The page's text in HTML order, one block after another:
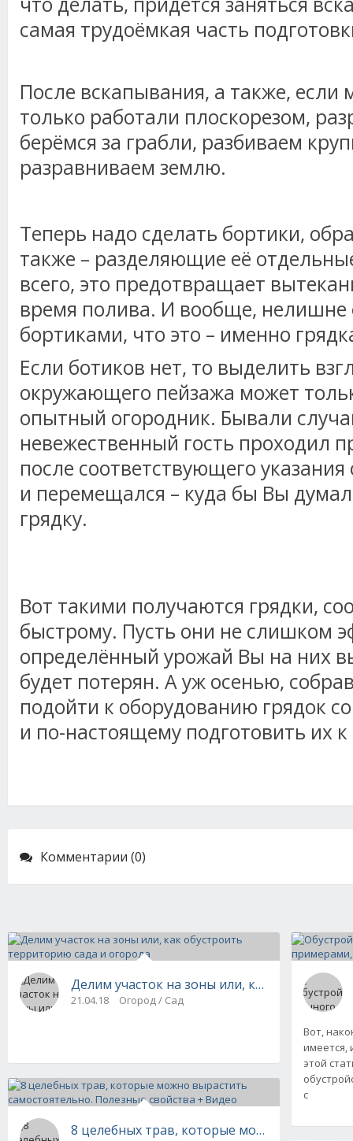
самая трудоёмкая часть
После вскапывания, а также, если
только работали плоскорезом,
берёмся за грабли, разбиваем
разравниваем землю.
Теперь надо сделать бортики,
также – разделяющие её
всего, это предотвращает
время полива. И вообще, нелишне
бортиками, что это – именно
Если ботиков нет, то выделить
окружающего пейзажа может
опытный огородник. Бывали
невежественный гость проходил
после соответствующего
и перемещался – куда бы Вы
грядку.
Вот такими получаются грядки,
быстрому. Пусть они не слишком
определённый урожай Вы на них
будет потерян. А уж осенью,
подойти к оборудованию грядок
и по-настоящему подготовить их
Комментарии (0)
Делим участок на зоны или, как
21.04.18 Огород / Сад
8 целебных трав, которые можно
Вот,
имеется,
этой
с